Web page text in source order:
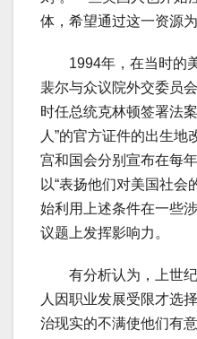
体，希望通过这一资源
1994年，在当时的美
裴尔与众议院外交委员
时任总统克林顿签署法
人”的官方证件的出生地
宫和国会分别宣布在每
以“表扬他们对美国社会
始利用上述条件在一些
议题上发挥影响力。
有分析认为，上世纪
人因职业发展受限才选
治现实的不满使他们有